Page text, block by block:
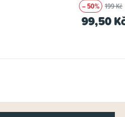
– 50% 199 Kč
99,50